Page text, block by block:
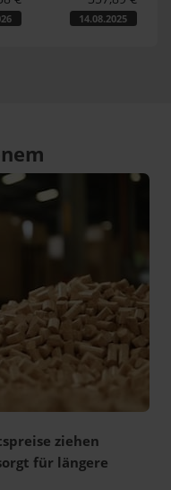
14.08.2025
ziehen
für längere